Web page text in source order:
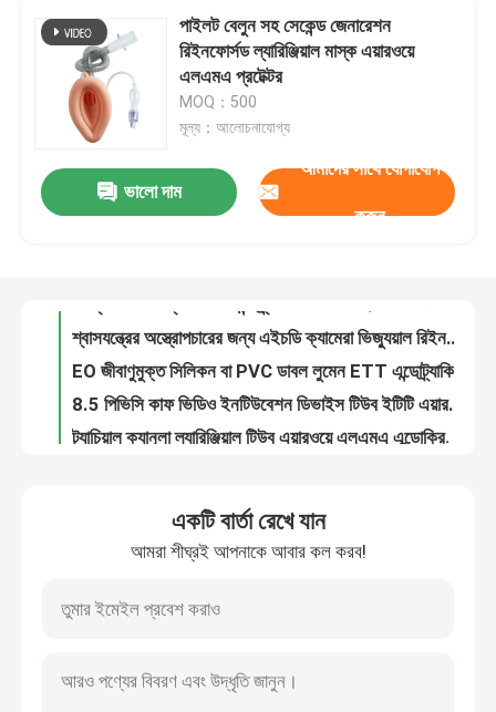
VR প্রদর্শন
কারখানা ভ্রমণ
পাইলট বেলুন সহ সেকেন্ড জেনারেশন
রিইনফোর্সড ল্যারিঞ্জিয়াল মাস্ক এয়ারওয়ে
এলএমএ প্রটেক্টর
MOQ：500
মূল্য：আলোচনাযোগ্য
ভালো দাম
আমাদের সাথে যোগাযোগ
করুন
ট্র্যাচিয়াল ক্যানুলা ল্যারিঞ্জিয়াল টিউব এয়ারওয়ে এলএমএ এন্ডোক্রিনোলজি
স্বচ্ছ মেডিকেল পলিমার ল্যারিঞ্জিয়াল মাস্ক এয়ারওয়ে এলএমএ ডিভাইস
শিশু এবং প্রাপ্তবয়স্কদের জন্য ওডিএম এলএমএ প্রটেক্টর ল্যারিঞ্জিয়াল মাস্ক এয়ারওয়ে
একটি বার্তা রেখে যান
আমরা শীঘ্রই আপনাকে আবার কল করব!